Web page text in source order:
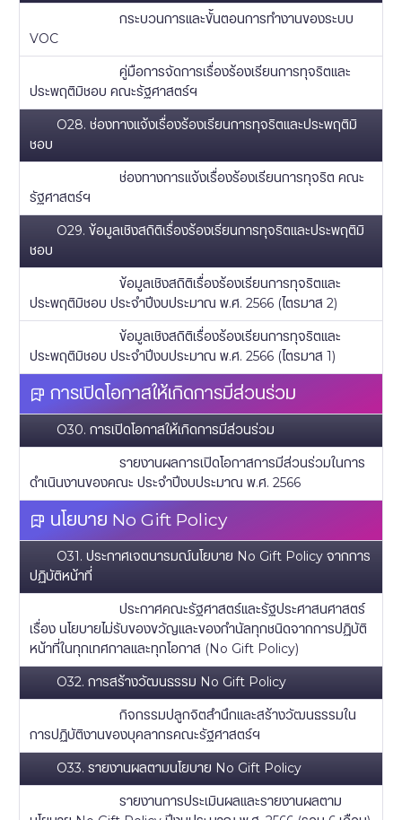
กระบวนการและขั้นตอนการทำงานของระบบ
VOC
คู่มือการจัดการเรื่องร้องเรียนการทุจริตและ
ประพฤติมิชอบ คณะรัฐศาสตร์ฯ
O28. ช่องทางแจ้งเรื่องร้องเรียนการทุจริตและประพฤติมิ
ชอบ
ช่องทางการแจ้งเรื่องร้องเรียนการทุจริต คณะ
รัฐศาสตร์ฯ
O29. ข้อมูลเชิงสถิติเรื่องร้องเรียนการทุจริตและประพฤติมิ
ชอบ
ข้อมูลเชิงสถิติเรื่องร้องเรียนการทุจริตและ
ประพฤติมิชอบ ประจำปีงบประมาณ พ.ศ. 2566 (ไตรมาส 2)
ข้อมูลเชิงสถิติเรื่องร้องเรียนการทุจริตและ
ประพฤติมิชอบ ประจำปีงบประมาณ พ.ศ. 2566 (ไตรมาส 1)
การเปิดโอกาสให้เกิดการมีส่วนร่วม
O30. การเปิดโอกาสให้เกิดการมีส่วนร่วม
รายงานผลการเปิดโอกาสการมีส่วนร่วมในการ
ดำเนินงานของคณะ ประจำปีงบประมาณ พ.ศ. 2566
นโยบาย No Gift Policy
O31. ประกาศเจตนารมณ์นโยบาย No Gift Policy จากการ
ปฏิบัติหน้าที่
ประกาศคณะรัฐศาสตร์และรัฐประศาสนศาสตร์
เรื่อง นโยบายไม่รับของขวัญและของกำนัลทุกชนิดจากการปฏิบัติ
หน้าที่ในทุกเทศกาลและทุกโอกาส (No Gift Policy)
O32. การสร้างวัฒนธรรม No Gift Policy
กิจกรรมปลูกจิตสำนึกและสร้างวัฒนธรรมใน
การปฏิบัติงานของบุคลากรคณะรัฐศาสตร์ฯ
O33. รายงานผลตามนโยบาย No Gift Policy
รายงานการประเมินผลและรายงานผลตาม